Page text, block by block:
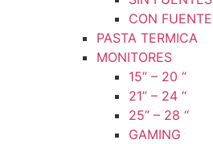
CON FUENTE
PASTA TERMICA
MONITORES
15” – 20 “
21” – 24 “
25” – 28 “
GAMING